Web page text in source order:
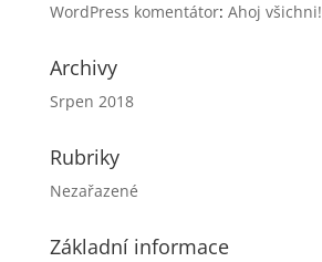
WordPress komentátor: Ahoj všichni!
Archivy
Srpen 2018
Rubriky
Nezařazené
Základní informace